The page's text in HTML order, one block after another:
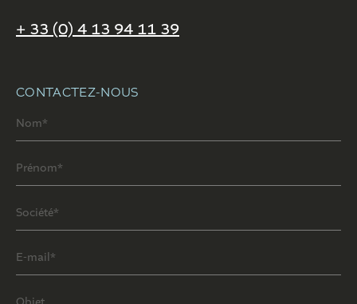
+ 33 (0) 4 13 94 11 39
CONTACTEZ-NOUS